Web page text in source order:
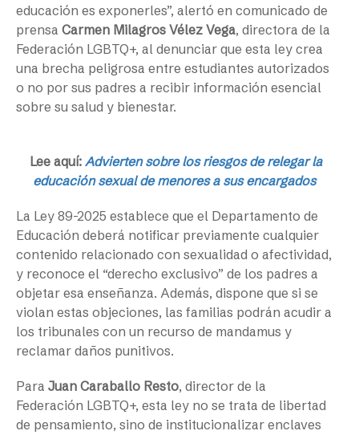
educación es exponerles”, alertó en comunicado de
prensa Carmen Milagros Vélez Vega, directora de la
Federación LGBTQ+, al denunciar que esta ley crea
una brecha peligrosa entre estudiantes autorizados
o no por sus padres a recibir información esencial
sobre su salud y bienestar.
Lee aquí: Advierten sobre los riesgos de relegar la
educación sexual de menores a sus encargados
La Ley 89-2025 establece que el Departamento de
Educación deberá notificar previamente cualquier
contenido relacionado con sexualidad o afectividad,
y reconoce el “derecho exclusivo” de los padres a
objetar esa enseñanza. Además, dispone que si se
violan estas objeciones, las familias podrán acudir a
los tribunales con un recurso de mandamus y
reclamar daños punitivos.
Para Juan Caraballo Resto, director de la
Federación LGBTQ+, esta ley no se trata de libertad
de pensamiento, sino de institucionalizar enclaves